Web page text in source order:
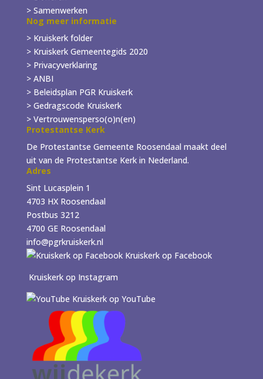
> Samenwerken
Nog meer informatie
> Kruiskerk folder
>Kruiskerk Gemeentegids 2020
> Privacyverklaring
> ANBI
> Beleidsplan PGR Kruiskerk
> Gedragscode Kruiskerk
> Vertrouwensperso(o)n(en)
Protestantse Kerk
De Protestantse Gemeente Roosendaal maakt deel
uit van de Protestantse Kerk in Nederland.
Adres
Sint Lucasplein 1
4703 HX Roosendaal
Postbus 3212
4700 GE Roosendaal
info@pgrkruiskerk.nl
Kruiskerk op Facebook
Kruiskerk op Instagram
Kruiskerk op YouTube